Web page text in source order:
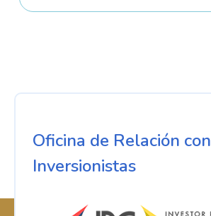
Oficina de Relación con
Inversionistas